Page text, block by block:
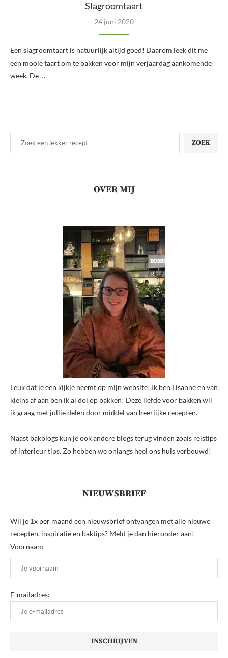
Slagroomtaart
24 juni 2020
Een slagroomtaart is natuurlijk altijd goed! Daarom leek dit me
een mooie taart om te bakken voor mijn verjaardag aankomende
week. De …
ZOEK
OVER MIJ
Leuk dat je een kijkje neemt op mijn website! Ik ben Lisanne en van
kleins af aan ben ik al dol op bakken! Deze liefde voor bakken wil
ik graag met jullie delen door middel van heerlijke recepten.
Naast bakblogs kun je ook andere blogs terug vinden zoals reistips
of interieur tips. Zo hebben we onlangs heel ons huis verbouwd!
NIEUWSBRIEF
Wil je 1x per maand een nieuwsbrief ontvangen met alle nieuwe
recepten, inspiratie en baktips? Meld je dan hieronder aan!
Voornaam
E-mailadres: